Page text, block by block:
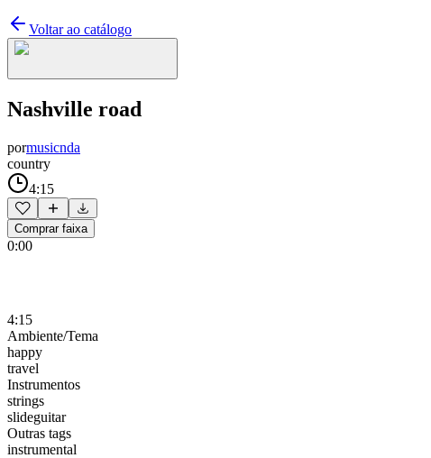
Voltar ao catálogo
Nashville road
pormusicnda
country
4:15
Comprar faixa
0:00
4:15
Ambiente/Tema
happy
travel
Instrumentos
strings
slideguitar
Outras tags
instrumental